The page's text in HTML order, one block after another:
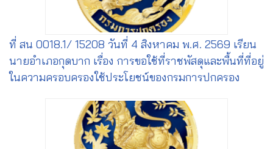
ที่ สน 0018.1/ 15208 วันที่ 4 สิงหาคม พ.ศ. 2569 เรียน
นายอำเภอกุดบาก เรื่อง การขอใช้ที่ราชพัสดุและพื้นที่ที่อยู่
ในความครอบครองใช้ประโยชน์ของกรมการปกครอง